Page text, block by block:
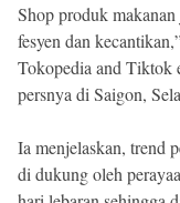
Shop produk
fesyen dan
Tokopedia and Tiktok
persnya di Saigon,
Ia menjelaskan, trend
di dukung oleh